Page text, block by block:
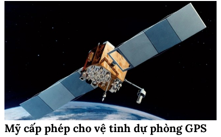
Mỹ cấp phép cho vệ tinh dự phòng GPS